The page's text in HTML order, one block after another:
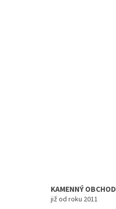
KAMENNÝ OBCHOD
již od roku 2011